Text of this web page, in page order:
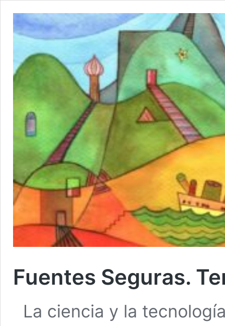
Fuentes Seguras.
La ciencia y la